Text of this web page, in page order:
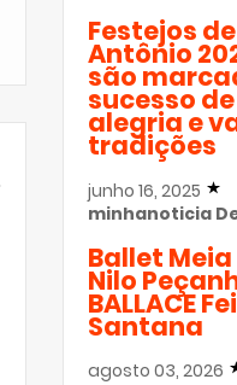
Festejos
Antônio
são
sucesso
alegria e
tradições
junho 16, 2025
minhanoticia
Ballet
Nilo
BALLACE
Santana
agosto 03, 2026